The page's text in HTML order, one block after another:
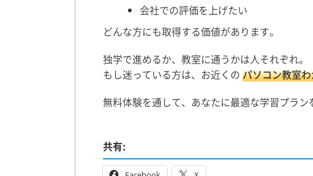
会社での評価を上げたい
どんな方にも取得する価値があります。
独学で進めるか、教室に通うかは人それぞれ。
もし迷っている方は、お近くの パソコン教室
無料体験を通して、あなたに最適な学習プラン
共有: